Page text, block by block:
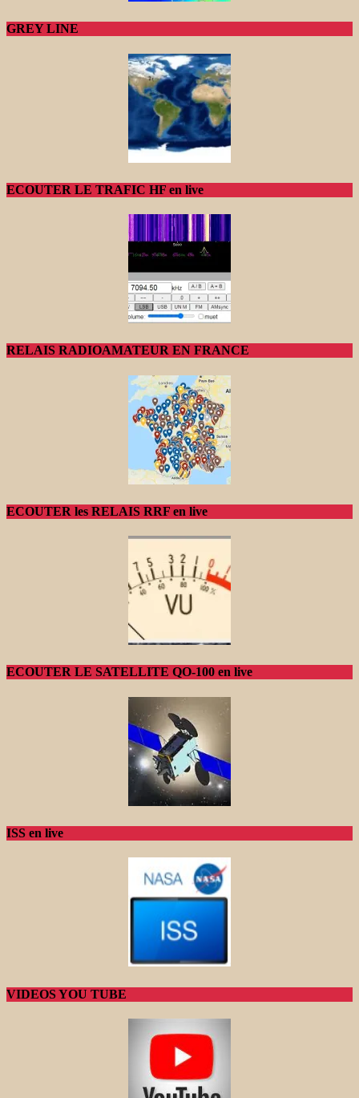
GREY LINE
ECOUTER LE TRAFIC HF en live
RELAIS RADIOAMATEUR EN FRANCE
ECOUTER les RELAIS RRF en live
ECOUTER LE SATELLITE QO-100 en live
ISS en live
VIDEOS YOU TUBE